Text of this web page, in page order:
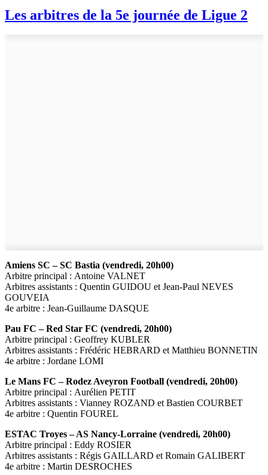
Les arbitres de la 5e journée de Ligue 2
Amiens SC – SC Bastia (vendredi, 20h00)
Arbitre principal : Antoine VALNET
Arbitres assistants : Quentin GUIDOU et Jean-Paul NEVES
GOUVEIA
4e arbitre : Jean-Guillaume DASQUE
Pau FC – Red Star FC (vendredi, 20h00)
Arbitre principal : Geoffrey KUBLER
Arbitres assistants : Frédéric HEBRARD et Matthieu BONNETIN
4e arbitre : Jordane LOMI
Le Mans FC – Rodez Aveyron Football (vendredi, 20h00)
Arbitre principal : Aurélien PETIT
Arbitres assistants : Vianney ROZAND et Bastien COURBET
4e arbitre : Quentin FOUREL
ESTAC Troyes – AS Nancy-Lorraine (vendredi, 20h00)
Arbitre principal : Eddy ROSIER
Arbitres assistants : Régis GAILLARD et Romain GALIBERT
4e arbitre : Martin DESROCHES